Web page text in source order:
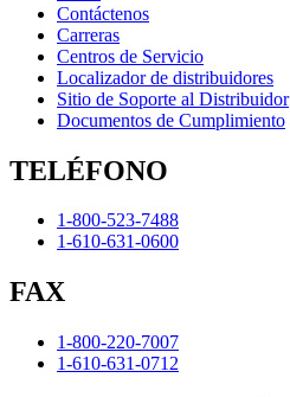
Contáctenos
Carreras
Centros de Servicio
Localizador de distribuidores
Sitio de Soporte al Distribuidor
Documentos de Cumplimiento
TELÉFONO
1-800-523-7488
1-610-631-0600
FAX
1-800-220-7007
1-610-631-0712